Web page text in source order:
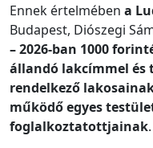
Ennek értelmében a
Budapest, Diószegi
– 2026-ban 1000
állandó lakcímmel és
rendelkező
működő egyes
foglalkoztatottjainak.